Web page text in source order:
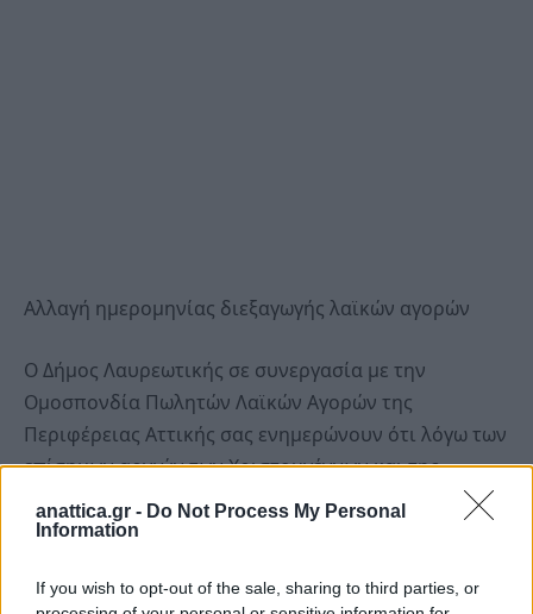
anattica.gr - Do Not Process My Personal
Information
If you wish to opt-out of the sale, sharing to third parties, or
Αλλαγή ημερομηνίας διεξαγωγής λαϊκών αγορών
Ο Δήμος Λαυρεωτικής σε συνεργασία με την
Ομοσπονδία Πωλητών Λαϊκών Αγορών της
Περιφέρειας Αττικής σας ενημερώνουν ότι λόγω των
επίσημων αργιών των Χριστουγέννων και της
Πρωτοχρονιάς, μεταφέρεται η ημερομηνία
διενέργειας της Λαϊκής Αγοράς Λαυρίου του Δήμου